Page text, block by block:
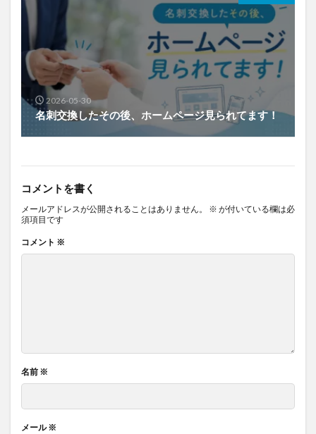
2026-05-30
名刺交換したその後、ホームページ見られてます！
コメントを書く
メールアドレスが公開されることはありません。 ※ が付いている欄は必
須項目です
コメント ※
名前 ※
メール※